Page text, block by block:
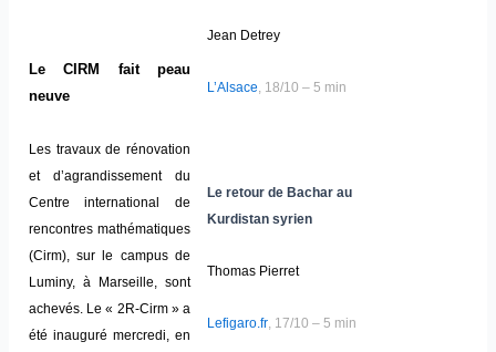
Le CIRM fait peau
neuve
Les travaux de rénovation
et d’agrandissement du
Centre international de
rencontres mathématiques
(Cirm), sur le campus de
Luminy, à Marseille, sont
achevés. Le « 2R-Cirm » a
été inauguré mercredi, en
Jean Detrey
L’Alsace, 18/10 – 5 min
Le retour de Bachar au
Kurdistan syrien
Thomas Pierret
Lefigaro.fr, 17/10 – 5 min